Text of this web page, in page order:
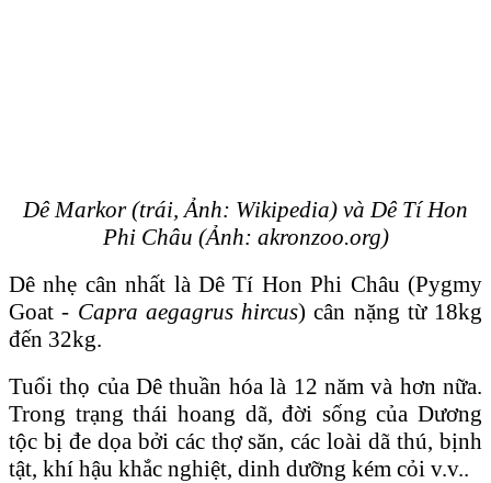
Dê Markor (trái, Ảnh: Wikipedia) vàDê Tí Hon
Phi Châu (Ảnh: akronzoo.org)
Dê nhẹ cân nhất là Dê Tí Hon Phi Châu (Pygmy
Goat - Capra aegagrus hircus) cân nặng từ 18kg
đến 32kg.
Tuổi thọ của Dê thuần hóa là 12 năm và hơn nữa.
Trong trạng thái hoang dã, đời sống của Dương
tộc bị đe dọa bởi các thợ săn, các loài dã thú, bịnh
tật, khí hậu khắc nghiệt, dinh dưỡng kém cỏi v.v..